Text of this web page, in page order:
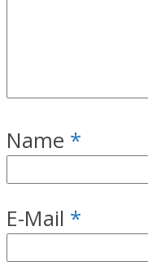
Name *
E-Mail *